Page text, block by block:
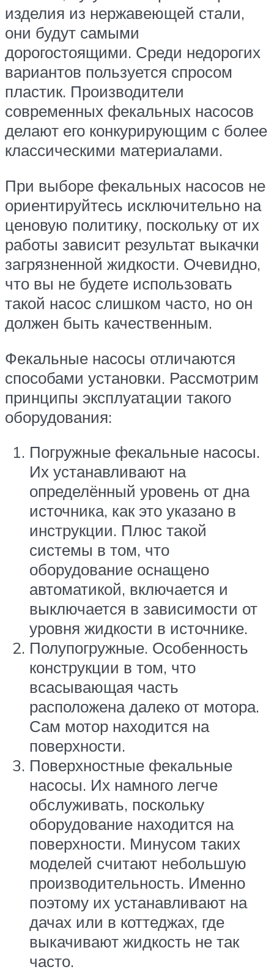
изделия из нержавеющей стали,
они будут самыми
дорогостоящими. Среди недорогих
вариантов пользуется спросом
пластик. Производители
современных фекальных насосов
делают его конкурирующим с более
классическими материалами.
При выборе фекальных насосов не
ориентируйтесь исключительно на
ценовую политику, поскольку от их
работы зависит результат выкачки
загрязненной жидкости. Очевидно,
что вы не будете использовать
такой насос слишком часто, но он
должен быть качественным.
Фекальные насосы отличаются
способами установки. Рассмотрим
принципы эксплуатации такого
оборудования:
Погружные фекальные насосы.
Их устанавливают на
определённый уровень от дна
источника, как это указано в
инструкции. Плюс такой
системы в том, что
оборудование оснащено
автоматикой, включается и
выключается в зависимости от
уровня жидкости в источнике.
Полупогружные. Особенность
конструкции в том, что
всасывающая часть
расположена далеко от мотора.
Сам мотор находится на
поверхности.
Поверхностные фекальные
насосы. Их намного легче
обслуживать, поскольку
оборудование находится на
поверхности. Минусом таких
моделей считают небольшую
производительность. Именно
поэтому их устанавливают на
дачах или в коттеджах, где
выкачивают жидкость не так
часто.